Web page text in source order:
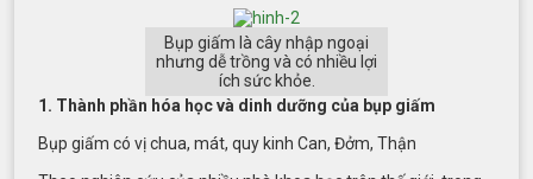
Bụp giấm là cây nhập ngoại
nhưng dễ trồng và có nhiều lợi
ích sức khỏe.
1. Thành phần hóa học và dinh dưỡng của bụp giấm
Bụp giấm có vị chua, mát, quy kinh Can, Đởm, Thận